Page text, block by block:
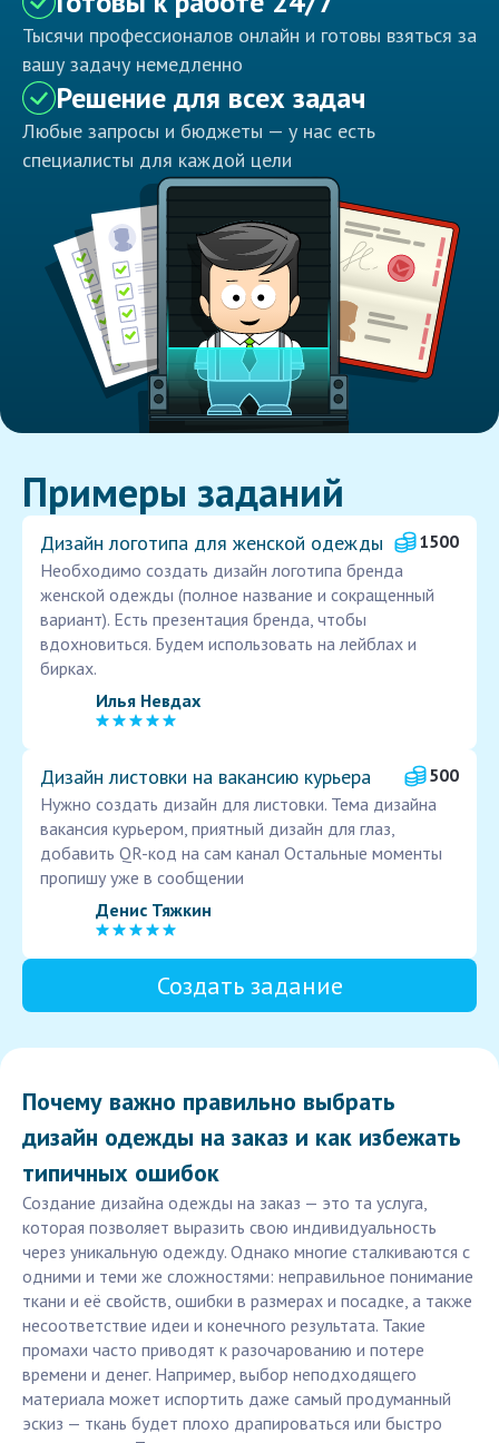
Тысячи профессионалов онлайн и готовы взяться за
вашу задачу немедленно
Решение для всех задач
Любые запросы и бюджеты — у нас есть
специалисты для каждой цели
Примеры заданий
Дизайн логотипа для женской одежды
1500
Необходимо создать дизайн логотипа бренда
женской одежды (полное название и сокращенный
вариант). Есть презентация бренда, чтобы
вдохновиться. Будем использовать на лейблах и
бирках.
Илья Невдах
Дизайн листовки на вакансию курьера
500
Нужно создать дизайн для листовки. Тема дизайна
вакансия курьером, приятный дизайн для глаз,
добавить QR-код на сам канал Остальные моменты
пропишу уже в сообщении
Денис Тяжкин
Создать задание
Почему важно правильно выбрать
дизайн одежды на заказ и как избежать
типичных ошибок
Создание дизайна одежды на заказ — это та услуга,
которая позволяет выразить свою индивидуальность
через уникальную одежду. Однако многие сталкиваются с
одними и теми же сложностями: неправильное понимание
ткани и её свойств, ошибки в размерах и посадке, а также
несоответствие идеи и конечного результата. Такие
промахи часто приводят к разочарованию и потере
времени и денег. Например, выбор неподходящего
материала может испортить даже самый продуманный
эскиз — ткань будет плохо драпироваться или быстро